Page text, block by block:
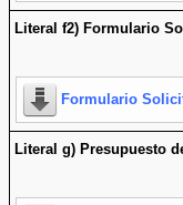
Literal f2) Formulario
Formulario
Literal g) Presupuesto